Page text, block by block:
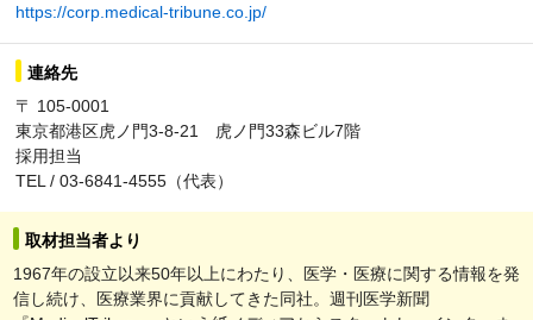
https://corp.medical-tribune.co.jp/
連絡先
〒 105-0001
東京都港区虎ノ門3-8-21 虎ノ門33森ビル7階
採用担当
TEL / 03-6841-4555（代表）
取材担当者より
1967年の設立以来50年以上にわたり、医学・医療に関する情報を発
信し続け、医療業界に貢献してきた同社。週刊医学新聞